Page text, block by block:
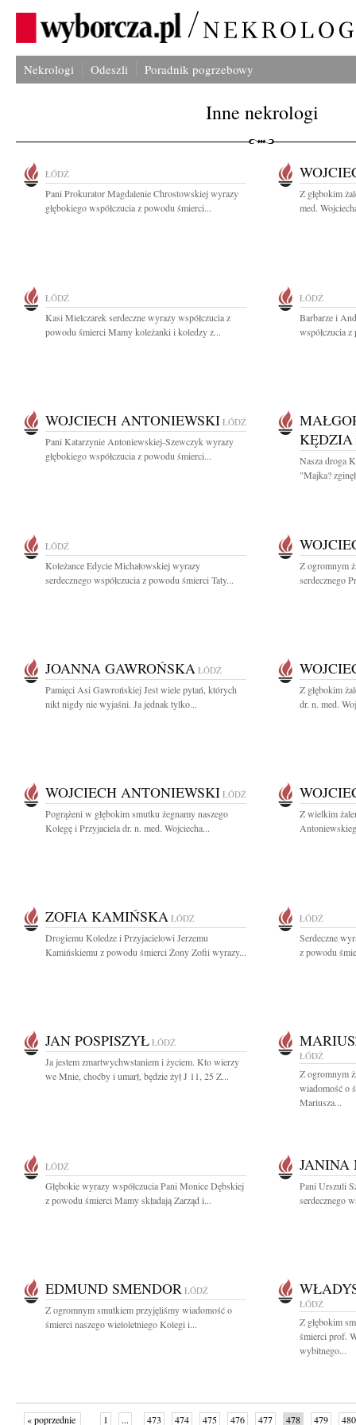
Nekrologi Odeszli Poradnik pogrzebowy
Inne nekrologi
ŁÓDŹ
Pani Prokurator Magdalenie Chrostowskiej wyrazy
głębokiego współczucia z powodu śmierci...
Z głębokim
med.
ŁÓDŹ
Kasi Mielczarek serdeczne wyrazy współczucia z
powodu śmierci Mamy koleżanki i koledzy z...
ŁÓDŹ
Barbarze i
współczucia
WOJCIECH ANTONIEWSKI ŁÓDŹ
Pani Katarzynie Antoniewskiej-Szewczyk wyrazy
głębokiego współczucia z powodu śmierci...
KĘDZIA
Nasza droga
"Majka?
ŁÓDŹ
Koleżance Edycie Michałowskiej wyrazy
serdecznego współczucia z powodu śmierci Taty...
Z ogromnym
serdecznego
JOANNA GAWROŃSKA ŁÓDŹ
Pamięci Asi Gawrońskiej Jest wiele pytań, których
nikt nigdy nie wyjaśni. Ja jednak tylko...
Z głębokim
dr. n. med.
WOJCIECH ANTONIEWSKI ŁÓDŹ
Pogrążeni w głębokim smutku żegnamy naszego
Kolegę i Przyjaciela dr. n. med. Wojciecha...
Z wielkim
ZOFIA KAMIŃSKA ŁÓDŹ
Drogiemu Koledze i Przyjacielowi Jerzemu
Kamińskiemu z powodu śmierci Żony Zofii wyrazy...
ŁÓDŹ
Serdeczne
z powodu
JAN POSPISZYŁ ŁÓDŹ
Ja jestem zmartwychwstaniem i życiem. Kto wierzy
we Mnie, choćby i umarł, będzie żył J 11, 25 Z...
ŁÓDŹ
Z ogromnym
wiadomość o
Mariusza...
ŁÓDŹ
Głębokie wyrazy współczucia Pani Monice Dębskiej
z powodu śmierci Mamy składają Zarząd i...
JANINA
Pani Urszuli
serdecznego
EDMUND SMENDOR ŁÓDŹ
Z ogromnym smutkiem przyjęliśmy wiadomość o
śmierci naszego wieloletniego Kolegi i...
ŁÓDŹ
Z głębokim
śmierci prof.
wybitnego...
« poprzednie 1 ... 473 474 475 476 477 478 479 480